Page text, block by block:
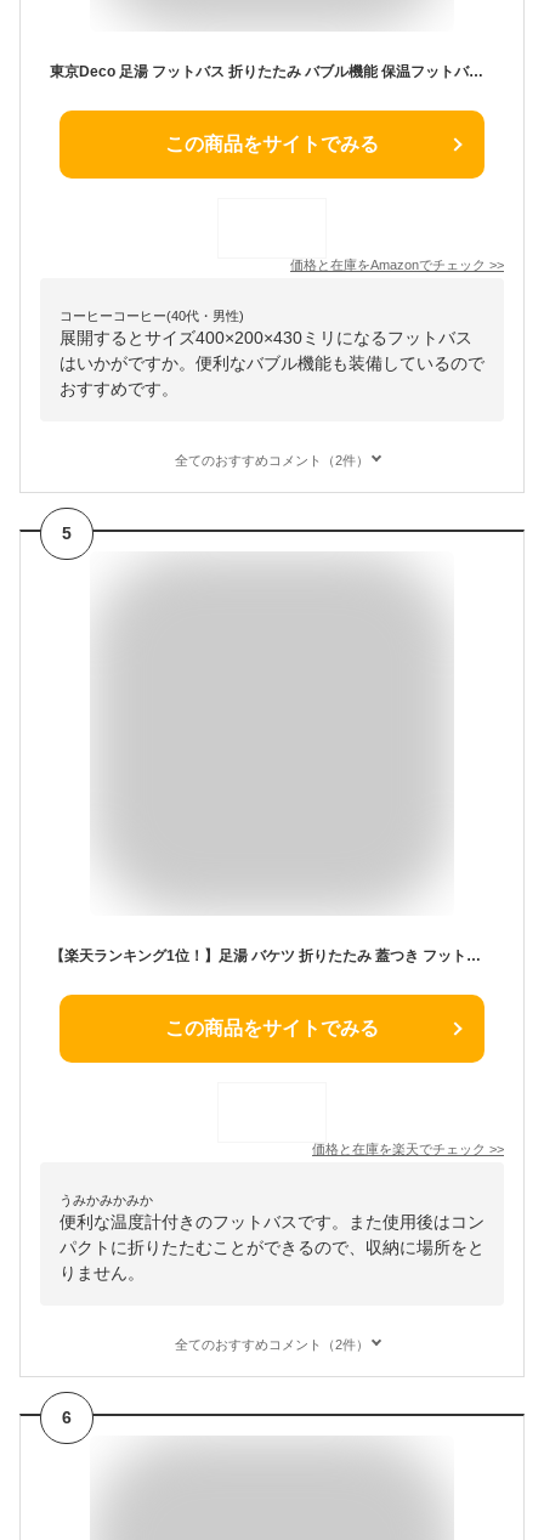
東京Deco 足湯 フットバス 折りたたみ バブル機能 保温フットバス ピンク [折り畳み式 足つぼバブルジェット] 足湯 バブルフットバス i001
この商品をサイトでみる
価格と在庫をAmazonでチェック >>
コーヒーコーヒー(40代・男性)
展開するとサイズ400×200×430ミリになるフットバス
はいかがですか。便利なバブル機能も装備しているので
おすすめです。
全てのおすすめコメント（2件）
5
【楽天ランキング1位！】足湯 バケツ 折りたたみ 蓋つき フットバス 保温 ふくらはぎ 折り畳み 足湯バッグ コンパクト ディープバケット 簡易バケツ 大容量 ランドリーバケツ 出張 旅行洗濯 軽量 持ち運び アウトドア 釣り 洗車 キャンプ 公園 防災 入院 洗濯
この商品をサイトでみる
価格と在庫を楽天でチェック >>
うみかみかみか
便利な温度計付きのフットバスです。また使用後はコン
パクトに折りたたむことができるので、収納に場所をと
りません。
全てのおすすめコメント（2件）
6